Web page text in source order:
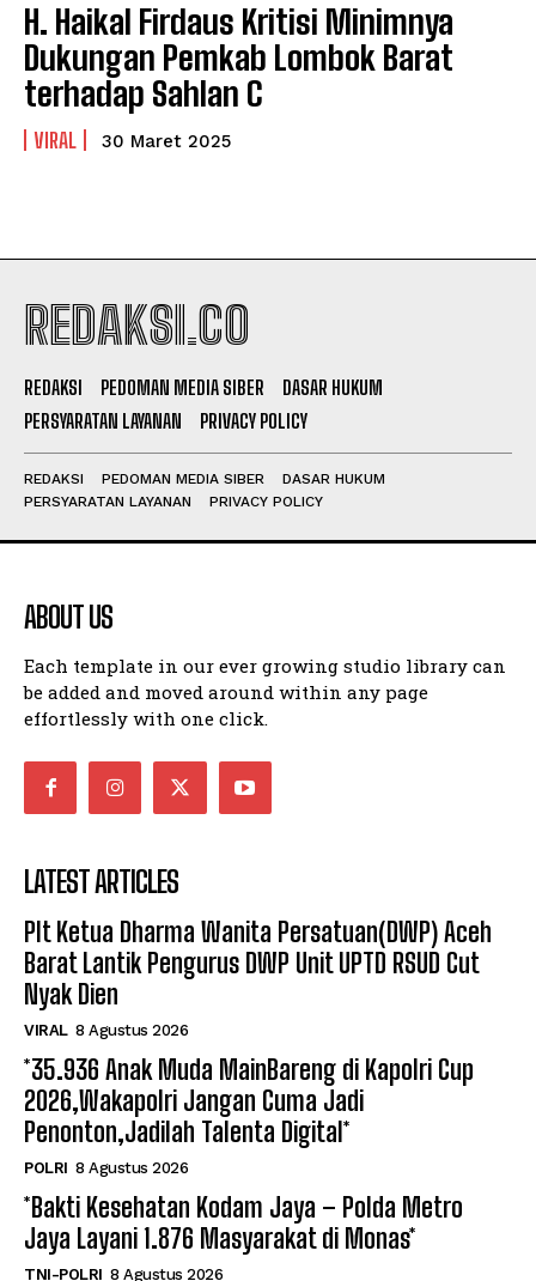
H. Haikal Firdaus Kritisi Minimnya
Dukungan Pemkab Lombok Barat
terhadap Sahlan C
VIRAL 30 Maret 2025
REDAKSI.CO
REDAKSI PEDOMAN MEDIA SIBER
DASAR HUKUM
PERSYARATAN LAYANAN
PRIVACY POLICY
REDAKSI PEDOMAN MEDIA SIBER
DASAR HUKUM
PERSYARATAN LAYANAN
PRIVACY POLICY
ABOUT US
Each template in our ever growing studio library can
be added and moved around within any page
effortlessly with one click.
LATEST ARTICLES
Plt Ketua Dharma Wanita Persatuan(DWP) Aceh
Barat Lantik Pengurus DWP Unit UPTD RSUD Cut
Nyak Dien
VIRAL 8 Agustus 2026
*35.936 Anak Muda MainBareng di Kapolri Cup
2026,Wakapolri Jangan Cuma Jadi
Penonton,Jadilah Talenta Digital*
POLRI 8 Agustus 2026
*Bakti Kesehatan Kodam Jaya – Polda Metro
Jaya Layani 1.876 Masyarakat di Monas*
TNI-POLRI 8 Agustus 2026